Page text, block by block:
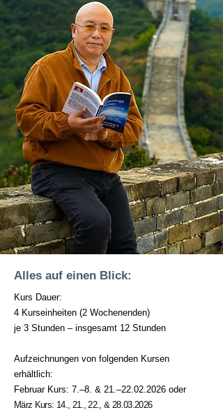
Alles auf einen Blick:
Kurs Dauer:
4 Kurseinheiten (2 Wochenenden)
je 3 Stunden – insgesamt 12 Stunden
Aufzeichnungen von folgenden Kursen
erhältlich:
Februar Kurs: 7.–8. & 21.–22.02.2026 oder
März Kurs: 14., 21., 22., & 28.03.2026